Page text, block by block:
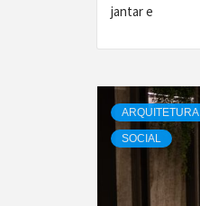
jantar e
ARQUITETURA
SOCIAL